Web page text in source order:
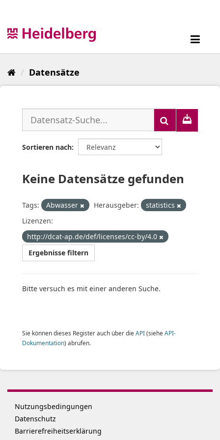
Datensätze
Sortieren nach
Keine Datensätze gefunden
Tags: Abwasser Herausgeber:
statistics
Lizenzen:
http://dcat-ap.de/def/licenses/cc-by/4.0
Ergebnisse filtern
Bitte versuch es mit einer anderen Suche.
Sie können dieses Register auch über die API(siehe API-
Dokumentation) abrufen.
Nutzungsbedingungen
Datenschutz
Barrierefreiheitserklärung